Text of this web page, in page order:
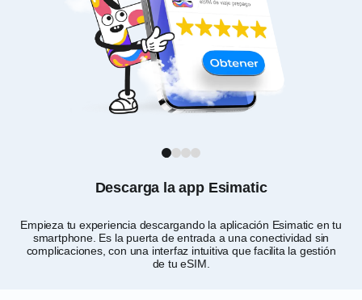
Descarga la app Esimatic
Empieza tu experiencia descargando la aplicación Esimatic en tu
smartphone. Es la puerta de entrada a una conectividad sin
complicaciones, con una interfaz intuitiva que facilita la gestión
de tu eSIM.
1